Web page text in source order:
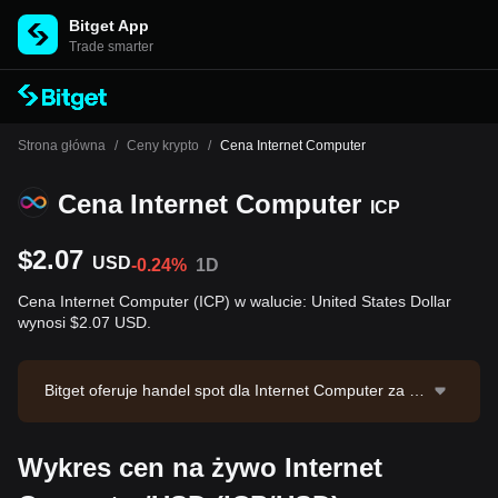
Bitget App
Trade smarter
Strona główna / Ceny krypto / Cena Internet Computer
Cena Internet Computer ICP
$2.07 USD-0.24% 1D
Cena Internet Computer (ICP) w walucie: United States Dollar
wynosi $2.07 USD.
Bitget oferuje handel spot dla Internet Computer za po
ie obrotu na poziomie $102,295.26. Internet Compute
r ma kapitalizację rynkową w wysokości -- i podaż w o
Wykres cen na żywo Internet